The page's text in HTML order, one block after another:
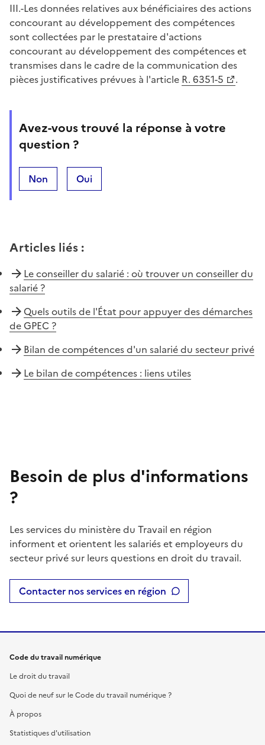
III.-Les données relatives aux bénéficiaires des actions
concourant au développement des compétences
sont collectées par le prestataire d'actions
concourant au développement des compétences et
transmises dans le cadre de la communication des
pièces justificatives prévues à l'article R. 6351-5 .
Avez-vous trouvé la réponse à votre
question ?
Non Oui
Articles liés :
Le conseiller du salarié : où trouver un conseiller du
salarié ?
Quels outils de l'État pour appuyer des démarches
de GPEC ?
Bilan de compétences d'un salarié du secteur privé
Le bilan de compétences : liens utiles
Besoin de plus d'informations
?
Les services du ministère du Travail en région
informent et orientent les salariés et employeurs du
secteur privé sur leurs questions en droit du travail.
Contacter nos services en région
Code du travail numérique
Le droit du travail
Quoi de neuf sur le Code du travail numérique ?
À propos
Statistiques d'utilisation